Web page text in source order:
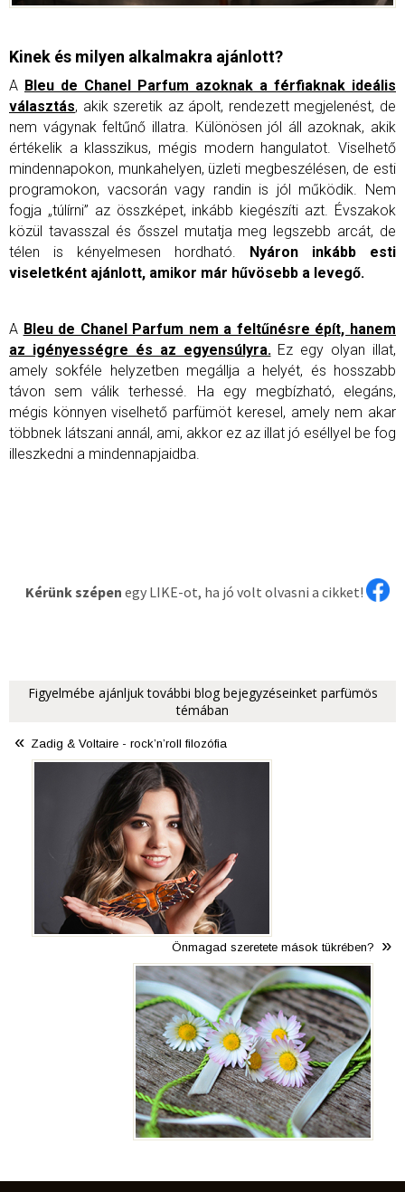
Kinek és milyen alkalmakra ajánlott?
A Bleu de Chanel Parfum azoknak a férfiaknak ideális
választás, akik szeretik az ápolt, rendezett megjelenést, de
nem vágynak feltűnő illatra. Különösen jól áll azoknak, akik
értékelik a klasszikus, mégis modern hangulatot. Viselhető
mindennapokon, munkahelyen, üzleti megbeszélésen, de esti
programokon, vacsorán vagy randin is jól működik. Nem
fogja „túlírni” az összképet, inkább kiegészíti azt. Évszakok
közül tavasszal és ősszel mutatja meg legszebb arcát, de
télen is kényelmesen hordható. Nyáron inkább esti
viseletként ajánlott, amikor már hűvösebb a levegő.
A Bleu de Chanel Parfum nem a feltűnésre épít, hanem
az igényességre és az egyensúlyra.Ez egy olyan illat,
amely sokféle helyzetben megállja a helyét, és hosszabb
távon sem válik terhessé. Ha egy megbízható, elegáns,
mégis könnyen viselhető parfümöt keresel, amely nem akar
többnek látszani annál, ami, akkor ez az illat jó eséllyel be fog
illeszkedni a mindennapjaidba.
Kérünk szépen egy LIKE-ot, ha jó volt olvasni a cikket!
Figyelmébe ajánljuk további blog bejegyzéseinket parfümös
témában
« Zadig & Voltaire - rock’n’roll filozófia
Önmagad szeretete mások tükrében? »